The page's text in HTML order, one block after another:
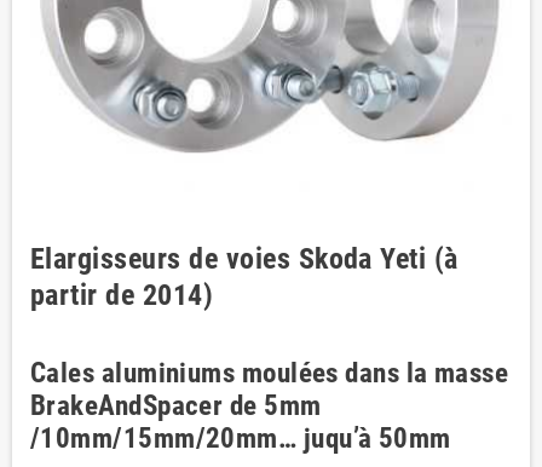
Elargisseurs de voies Skoda Yeti (à
partir de 2014)
Cales aluminiums moulées dans la masse
BrakeAndSpacer de 5mm
/10mm/15mm/20mm… juqu’à 50mm